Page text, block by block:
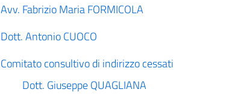
Avv. Fabrizio Maria FORMICOLA
Dott. Antonio CUOCO
Comitato consultivo di indirizzo cessati
Dott. Giuseppe QUAGLIANA